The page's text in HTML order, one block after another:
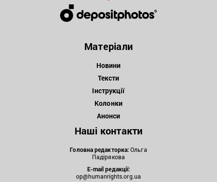
Матеріали
Новини
Тексти
Інструкції
Колонки
Анонси
Наші контакти
Головна редакторка:Ольга
Падірякова
E-mail редакції:
op@humanrights.org.ua